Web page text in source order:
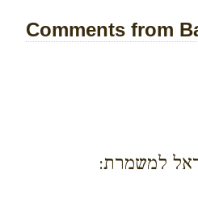
Comments from
למשמרת: